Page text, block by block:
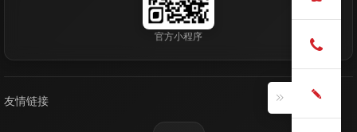
官方小程序
友情链接